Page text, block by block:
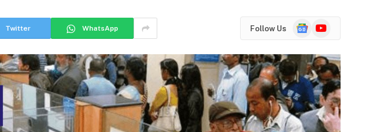
Twitter WhatsApp Follow Us
GoogleYouTube